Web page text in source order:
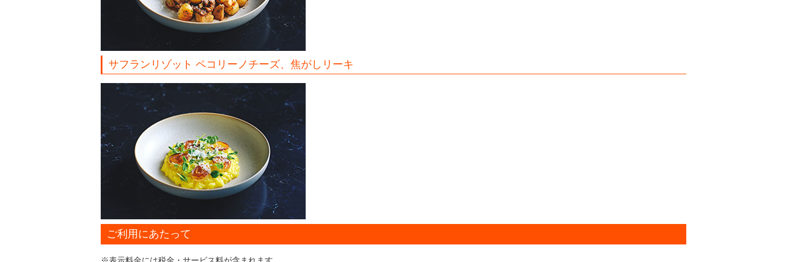
サフランリゾット ペコリーノチーズ、焦がしリーキ
ご利用にあたって